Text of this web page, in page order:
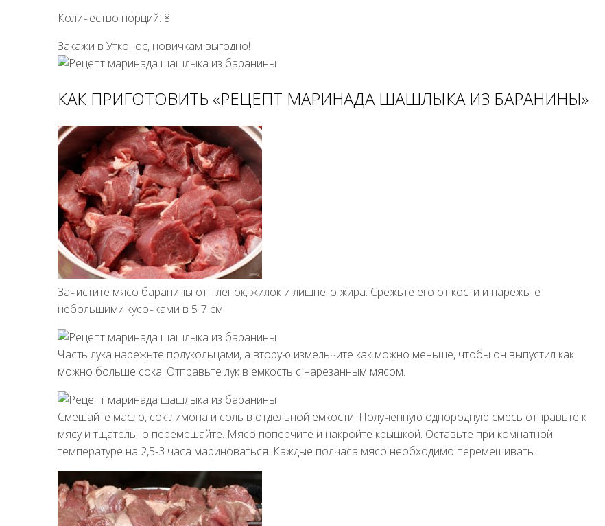
Количество порций: 8
Закажи в Утконос, новичкам выгодно!
КАК ПРИГОТОВИТЬ «РЕЦЕПТ МАРИНАДА ШАШЛЫКА ИЗ БАРАНИНЫ»
Зачистите мясо баранины от пленок, жилок и лишнего жира. Срежьте его от кости и нарежьте
небольшими кусочками в 5-7 см.
Часть лука нарежьте полукольцами, а вторую измельчите как можно меньше, чтобы он выпустил как
можно больше сока. Отправьте лук в емкость с нарезанным мясом.
Смешайте масло, сок лимона и соль в отдельной емкости. Полученную однородную смесь отправьте к
мясу и тщательно перемешайте. Мясо поперчите и накройте крышкой. Оставьте при комнатной
температуре на 2,5-3 часа мариноваться. Каждые полчаса мясо необходимо перемешивать.